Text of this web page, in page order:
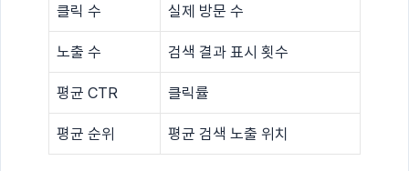
클릭 수 실제 방문 수
노출 수 검색 결과 표시 횟수
평균 CTR 클릭률
평균 순위 평균 검색 노출 위치